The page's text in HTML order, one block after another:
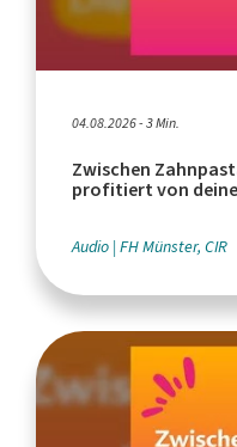
04.08.2026 - 3 Min.
Zwischen
profitiert von
Audio FH Münster, CIR